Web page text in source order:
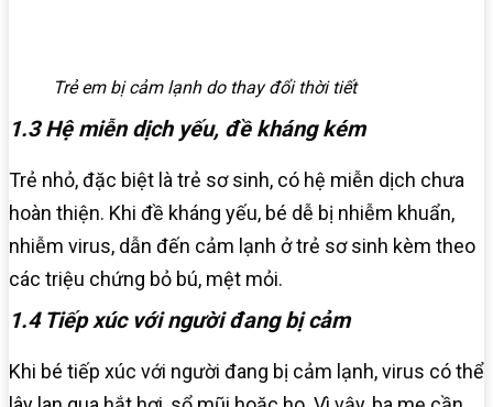
Trẻ em bị cảm lạnh do thay đổi thời tiết
1.3 Hệ miễn dịch yếu, đề kháng kém
Trẻ nhỏ, đặc biệt là trẻ sơ sinh, có hệ miễn dịch chưa
hoàn thiện. Khi đề kháng yếu, bé dễ bị nhiễm khuẩn,
nhiễm virus, dẫn đến cảm lạnh ở trẻ sơ sinh kèm theo
các triệu chứng bỏ bú, mệt mỏi.
1.4 Tiếp xúc với người đang bị cảm
Khi bé tiếp xúc với người đang bị cảm lạnh, virus có thể